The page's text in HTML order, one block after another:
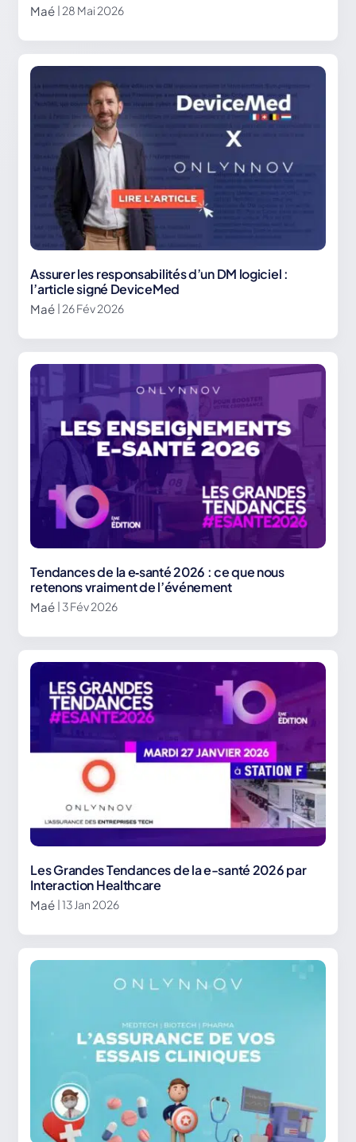
Maé | 28 Mai 2026
Assurer les responsabilités d’un DM logiciel :
l’article signé DeviceMed
Maé | 26 Fév 2026
Tendances de la e‑santé 2026 : ce que nous
retenons vraiment de l’événement
Maé | 3 Fév 2026
Les Grandes Tendances de la e-santé 2026 par
Interaction Healthcare
Maé | 13 Jan 2026